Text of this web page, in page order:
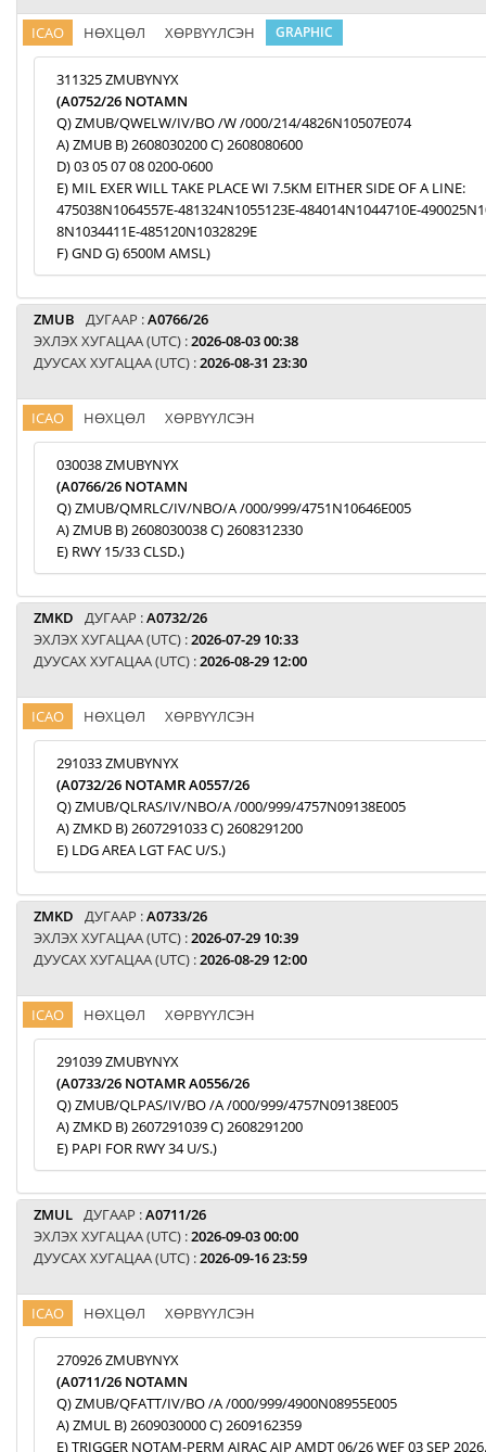
ICAO НӨХЦӨЛ ХӨРВҮҮЛСЭН GRAPHIC
311325 ZMUBYNYX
(A0752/26 NOTAMN
Q) ZMUB/QWELW/IV/BO /W /000/214/4826N10507E074
A) ZMUB B) 2608030200 C) 2608080600
D) 03 05 07 08 0200-0600
E) MIL EXER WILL TAKE PLACE WI 7.5KM EITHER SIDE OF A LINE:
475038N1064557E-481324N1055123E-484014N1044710E-
8N1034411E-485120N1032829E
F) GND G) 6500M AMSL)
ZMUB ДУГААР :A0766/26
ЭХЛЭХ ХУГАЦАА (UTC) :2026-08-03 00:38
ДУУСАХ ХУГАЦАА (UTC) :2026-08-31 23:30
ICAO НӨХЦӨЛ ХӨРВҮҮЛСЭН
030038 ZMUBYNYX
(A0766/26 NOTAMN
Q) ZMUB/QMRLC/IV/NBO/A /000/999/4751N10646E005
A) ZMUB B) 2608030038 C) 2608312330
E) RWY 15/33 CLSD.)
ZMKD ДУГААР :A0732/26
ЭХЛЭХ ХУГАЦАА (UTC) :2026-07-29 10:33
ДУУСАХ ХУГАЦАА (UTC) :2026-08-29 12:00
ICAO НӨХЦӨЛ ХӨРВҮҮЛСЭН
291033 ZMUBYNYX
(A0732/26 NOTAMR A0557/26
Q) ZMUB/QLRAS/IV/NBO/A /000/999/4757N09138E005
A) ZMKD B) 2607291033 C) 2608291200
E) LDG AREA LGT FAC U/S.)
ZMKD ДУГААР :A0733/26
ЭХЛЭХ ХУГАЦАА (UTC) :2026-07-29 10:39
ДУУСАХ ХУГАЦАА (UTC) :2026-08-29 12:00
ICAO НӨХЦӨЛ ХӨРВҮҮЛСЭН
291039 ZMUBYNYX
(A0733/26 NOTAMR A0556/26
Q) ZMUB/QLPAS/IV/BO /A /000/999/4757N09138E005
A) ZMKD B) 2607291039 C) 2608291200
E) PAPI FOR RWY 34 U/S.)
ZMUL ДУГААР :A0711/26
ЭХЛЭХ ХУГАЦАА (UTC) :2026-09-03 00:00
ДУУСАХ ХУГАЦАА (UTC) :2026-09-16 23:59
ICAO НӨХЦӨЛ ХӨРВҮҮЛСЭН
270926 ZMUBYNYX
(A0711/26 NOTAMN
Q) ZMUB/QFATT/IV/BO /A /000/999/4900N08955E005
A) ZMUL B) 2609030000 C) 2609162359
E) TRIGGER NOTAM-PERM AIRAC AIP AMDT 06/26 WEF 03 SEP 2026.